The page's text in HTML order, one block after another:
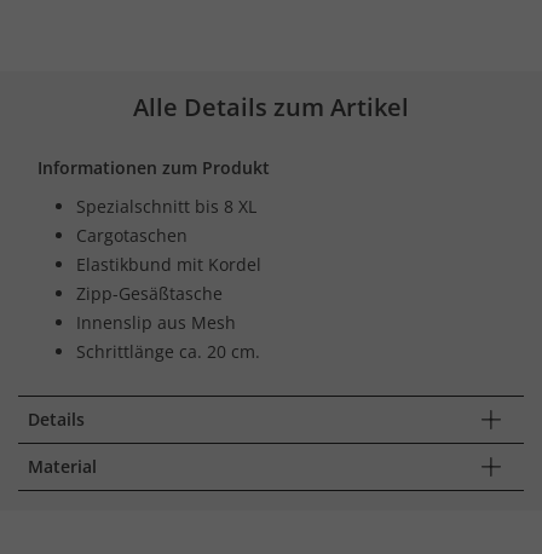
Alle Details zum Artikel
Informationen zum Produkt
Spezialschnitt bis 8 XL
Cargotaschen
Elastikbund mit Kordel
Zipp-Gesäßtasche
Innenslip aus Mesh
Schrittlänge ca. 20 cm.
Details
Material